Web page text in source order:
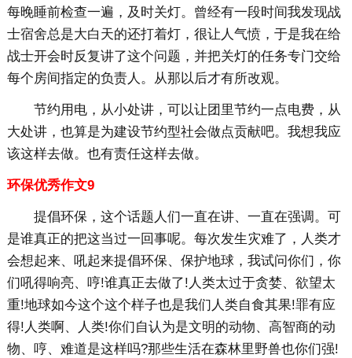
每晚睡前检查一遍，及时关灯。曾经有一段时间我发现战
士宿舍总是大白天的还打着灯，很让人气愤，于是我在给
战士开会时反复讲了这个问题，并把关灯的任务专门交给
每个房间指定的负责人。从那以后才有所改观。
节约用电，从小处讲，可以让团里节约一点电费，从
大处讲，也算是为建设节约型社会做点贡献吧。我想我应
该这样去做。也有责任这样去做。
环保优秀作文9
提倡环保，这个话题人们一直在讲、一直在强调。可
是谁真正的把这当过一回事呢。每次发生灾难了，人类才
会想起来、吼起来提倡环保、保护地球，我试问你们，你
们吼得响亮、哼!谁真正去做了!人类太过于贪婪、欲望太
重!地球如今这个这个样子也是我们人类自食其果!罪有应
得!人类啊、人类!你们自认为是文明的动物、高智商的动
物、哼、难道是这样吗?那些生活在森林里野兽也你们强!